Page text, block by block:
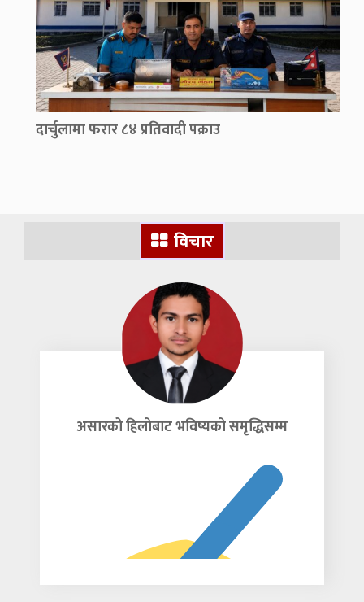
दार्चुलामा फरार ८४ प्रतिवादी पक्राउ
विचार
असारको हिलोबाट भविष्यको समृद्धिसम्म